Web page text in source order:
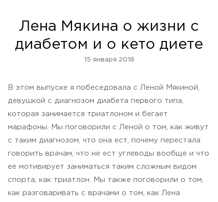
Лена Мякина о жизни с
диабетом и о кето диете
15 января 2018
В этом выпуске я побеседовала с Леной Мякиной,
девушкой с диагнозом диабета первого типа,
которая занимается триатлоном и бегает
марафоны. Мы поговорили с Леной о том, как живут
с таким диагнозом, что она ест, почему перестала
говорить врачам, что не ест углеводы вообще и что
ее мотивирует заниматься таким сложным видом
спорта, как триатлон. Мы также поговорили о том,
как разговаривать с врачами о том, как Лена